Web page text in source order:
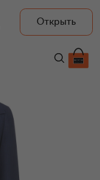
Открыть
174 500 ₽